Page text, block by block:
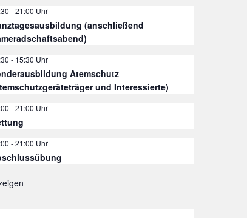
-21:00
(anschließend
- 15:30
Atemschutz
und Interessierte)
-21:00
-21:00